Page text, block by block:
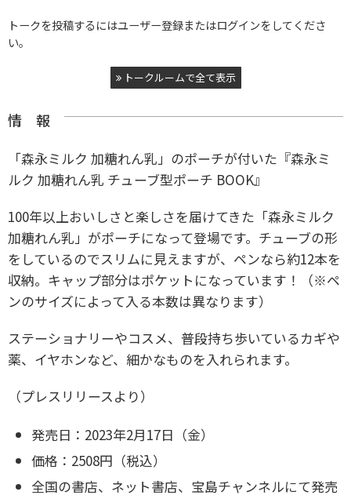
トークを投稿するにはユーザー登録またはログインをしてくださ
い。
トークルームで全て表示
情 報
「森永ミルク 加糖れん乳」のポーチが付いた『森永ミ
ルク 加糖れん乳 チューブ型ポーチ BOOK』
100年以上おいしさと楽しさを届けてきた「森永ミルク
加糖れん乳」がポーチになって登場です。 チューブの形
をしているのでスリムに見えますが、ペンなら約12本を
収納。 キャップ部分はポケットになっています！（※ペ
ンのサイズによって入る本数は異なります）
ステーショナリーやコスメ、普段持ち歩いているカギや
薬、 イヤホンなど、細かなものを入れられます。
（プレスリリースより）
発売日：2023年2月17日（金）
価格：2508円（税込）
全国の書店、ネット書店、宝島チャンネルにて発売